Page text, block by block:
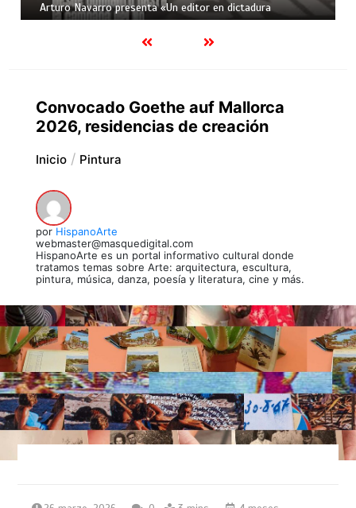
Arturo Navarro presenta «Un editor en dictadura
Convocado Goethe auf Mallorca
2026, residencias de creación
Inicio Pintura
por HispanoArte
webmaster@masquedigital.com
HispanoArte es un portal informativo cultural donde
tratamos temas sobre Arte: arquitectura, escultura,
pintura, música, danza, poesía y literatura, cine y más.